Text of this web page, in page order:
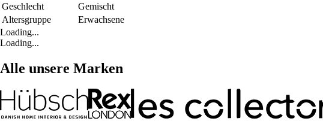
Geschlecht
Gemischt
Altersgruppe
Erwachsene
Loading...
Loading...
Alle unsere Marken